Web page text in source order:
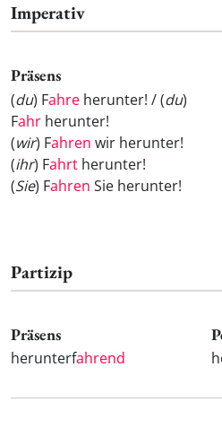
Imperativ
Präsens
(du) Fahre herunter! / (du)
Fahr herunter!
(wir) Fahren wir herunter!
(ihr) Fahrt herunter!
(Sie) Fahren Sie herunter!
Partizip
Präsens
herunterfahrend